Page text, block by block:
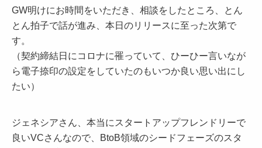
GW明けにお時間をいただき、相談をしたところ、とん
とん拍子で話が進み、本日のリリースに至った次第で
す。
（契約締結日にコロナに罹っていて、ひーひー言いなが
ら電子捺印の設定をしていたのもいつか良い思い出にし
たい）
ジェネシアさん、本当にスタートアップフレンドリーで
良いVCさんなので、BtoB領域のシードフェーズのスタ